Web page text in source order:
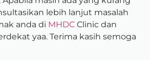
lebih lanjut masalah
anda di MHDC Clinic dan
yaa. Terima kasih semoga